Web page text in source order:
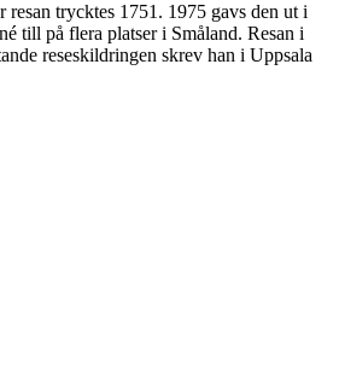
trycktes 1751. 1975 gavs den ut i
till på flera platser i Småland. Resan i
reseskildringen skrev han i Uppsala